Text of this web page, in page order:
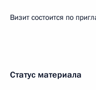
Визит состоится по
Статус материала